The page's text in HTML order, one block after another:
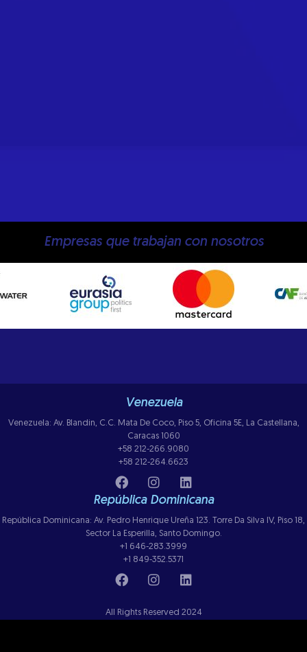
Empresas que trabajan con nosotros
Venezuela
Venezuela: Av. Blandin, C.C. Mata De Coco, Piso 5, Oficina 5E, La Castellana,
Caracas 1060
+58 212-266.9080
+58 212-264.6623
República Dominicana
República Dominicana: Av. Pedro Henrique Ureña 123. Torre Da Silva IV, Piso 18,
Sector La Esperilla, Santo Domingo.
+1 646-283.3999
+1 849-352.5371
All Rights Reserved 2024